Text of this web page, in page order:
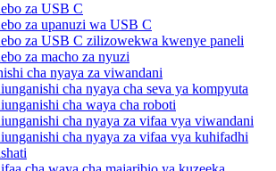
za USB C
za upanuzi wa USB C
za USB C zilizowekwa kwenye paneli
za macho za nyuzi
cha nyaya za viwandani
cha nyaya cha seva ya kompyuta
cha waya cha roboti
cha nyaya za vifaa vya viwandani
cha nyaya za vifaa vya kuhifadhi